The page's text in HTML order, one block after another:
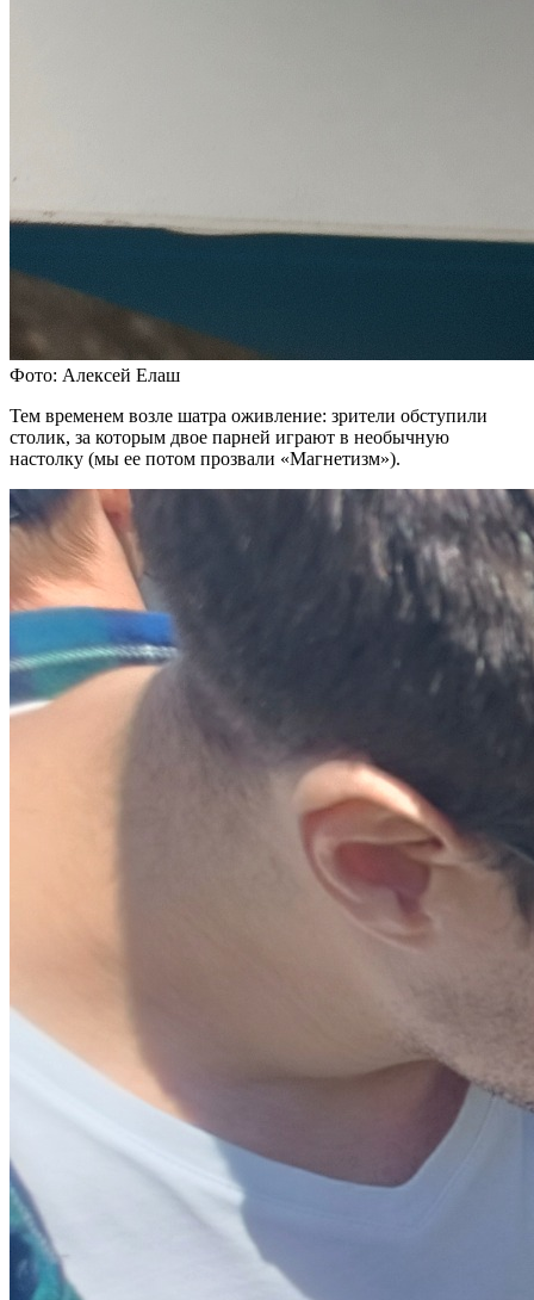
Фото: Алексей Елаш
Тем временем возле шатра оживление: зрители обступили
столик, за которым двое парней играют в необычную
настолку (мы ее потом прозвали «Магнетизм»).